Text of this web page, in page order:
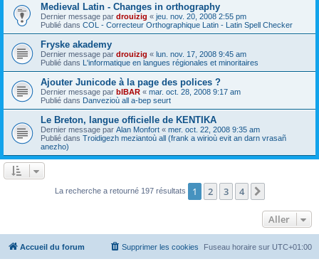
Medieval Latin - Changes in orthography
Dernier message par drouizig « jeu. nov. 20, 2008 2:55 pm
Publié dans COL - Correcteur Orthographique Latin - Latin Spell Checker
Fryske akademy
Dernier message par drouizig « lun. nov. 17, 2008 9:45 am
Publié dans L'informatique en langues régionales et minoritaires
Ajouter Junicode à la page des polices ?
Dernier message par bIBAR « mar. oct. 28, 2008 9:17 am
Publié dans Danvezioù all a-bep seurt
Le Breton, langue officielle de KENTIKA
Dernier message par Alan Monfort « mer. oct. 22, 2008 9:35 am
Publié dans Troidigezh meziantoù all (frank a wirioù evit an darn vrasañ
anezho)
La recherche a retourné 197 résultats 1 2 3 4
Aller
Accueil du forum Fuseau horaire sur UTC+01:00
Supprimer les cookies